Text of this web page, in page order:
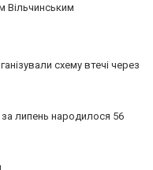
Вільчинським
схему втечі через
за липень народилося 56